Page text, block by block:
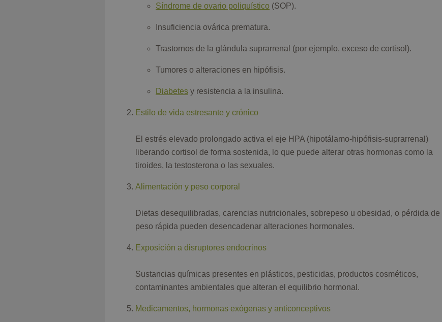
Síndrome de ovario poliquístico (SOP).
Insuficiencia ovárica prematura.
Trastornos de la glándula suprarrenal (por ejemplo, exceso de cortisol).
Tumores o alteraciones en hipófisis.
Diabetes y resistencia a la insulina.
Estilo de vida estresante y crónico
El estrés elevado prolongado activa el eje HPA (hipotálamo-hipófisis-suprarrenal)
liberando cortisol de forma sostenida, lo que puede alterar otras hormonas como la
tiroides, la testosterona o las sexuales.
Alimentación y peso corporal
Dietas desequilibradas, carencias nutricionales, sobrepeso u obesidad, o pérdida de
peso rápida pueden desencadenar alteraciones hormonales.
Exposición a disruptores endocrinos
Sustancias químicas presentes en plásticos, pesticidas, productos cosméticos,
contaminantes ambientales que alteran el equilibrio hormonal.
Medicamentos, hormonas exógenas y anticonceptivos